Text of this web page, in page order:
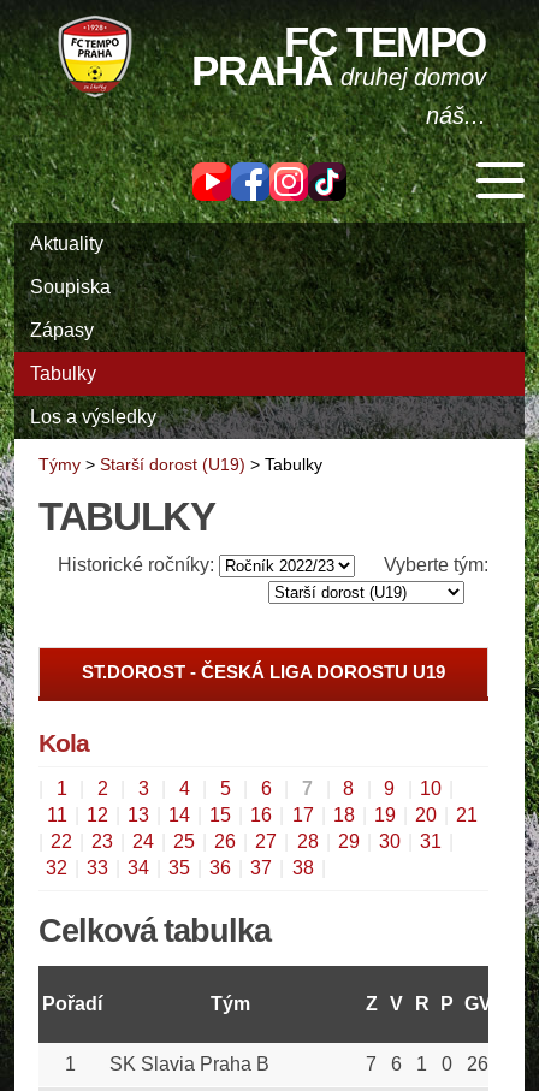
FC TEMPO
PRAHAdruhej domov
náš...
Aktuality
Soupiska
Zápasy
Tabulky
Los a výsledky
Týmy > Starší dorost (U19) > Tabulky
TABULKY
Historické ročníky: Vyberte tým:
ST.DOROST - ČESKÁ LIGA DOROSTU U19
Kola
1 2 3 4 5 6 7 8 9 10
11
12 13 14 15 16 17 18 19 20
21
22 23 24 25 26 27 28 29 30 31
32
33 34 35 36 37 38
Celková tabulka
Pořadí Tým Z V R P GV GO
1 SK Slavia Praha B 7 6 1 0 26